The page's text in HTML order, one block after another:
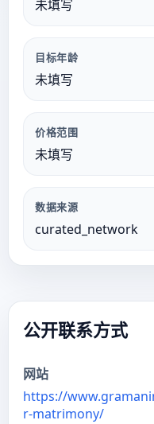
未填写
目标年龄
未填写
价格范围
未填写
数据来源
curated_network
公开联系方式
网站
https://
r-matrimony/